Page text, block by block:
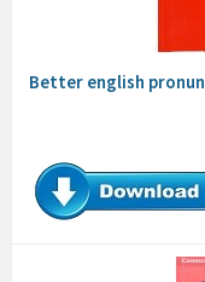
Better english